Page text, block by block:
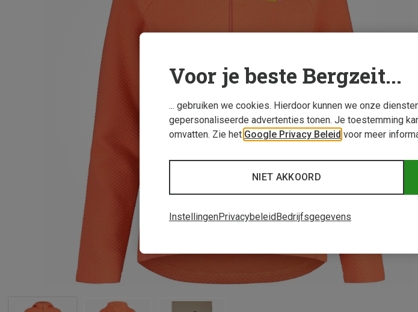
Voor je beste Bergzeit...
... gebruiken we cookies. Hierdoor kunnen we onze
gepersonaliseerde advertenties tonen. Je toestemming
omvatten. Zie het Google Privacy Beleid voor meer
NIET AKKOORD
InstellingenPrivacybeleid Bedrijfsgegevens